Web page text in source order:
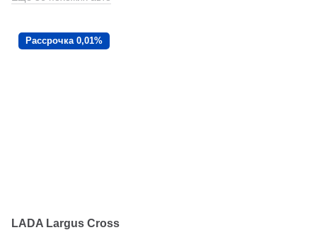
Рассрочка 0,01%
LADA Largus Cross